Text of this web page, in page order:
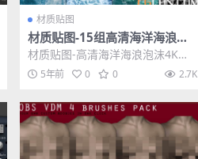
材质贴图
材质贴图-15组高清海洋海浪泡
沫4K贴图合集
材质贴图-高清海洋海浪泡沫4K贴
图合集 其他推荐: 材质贴图-80组
科幻细节硬面...
5年前 0 0 2.7K